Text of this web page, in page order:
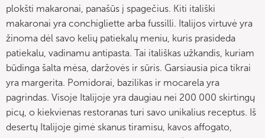
plokšti makaronai, panašūs į spagečius. Kiti itališki
makaronai yra conchigliette arba fussilli. Italijos virtuvė yra
žinoma dėl savo kelių patiekalų meniu, kuris prasideda
patiekalu, vadinamu antipasta. Tai itališkas užkandis, kuriam
būdinga šalta mėsa, daržovės ir sūris. Garsiausia pica tikrai
yra margerita. Pomidorai, bazilikas ir mocarela yra
pagrindas. Visoje Italijoje yra daugiau nei 200 000 skirtingų
picų, o kiekvienas restoranas turi savo unikalius receptus. Iš
desertų Italijoje gimė skanus tiramisu, kavos affogato,